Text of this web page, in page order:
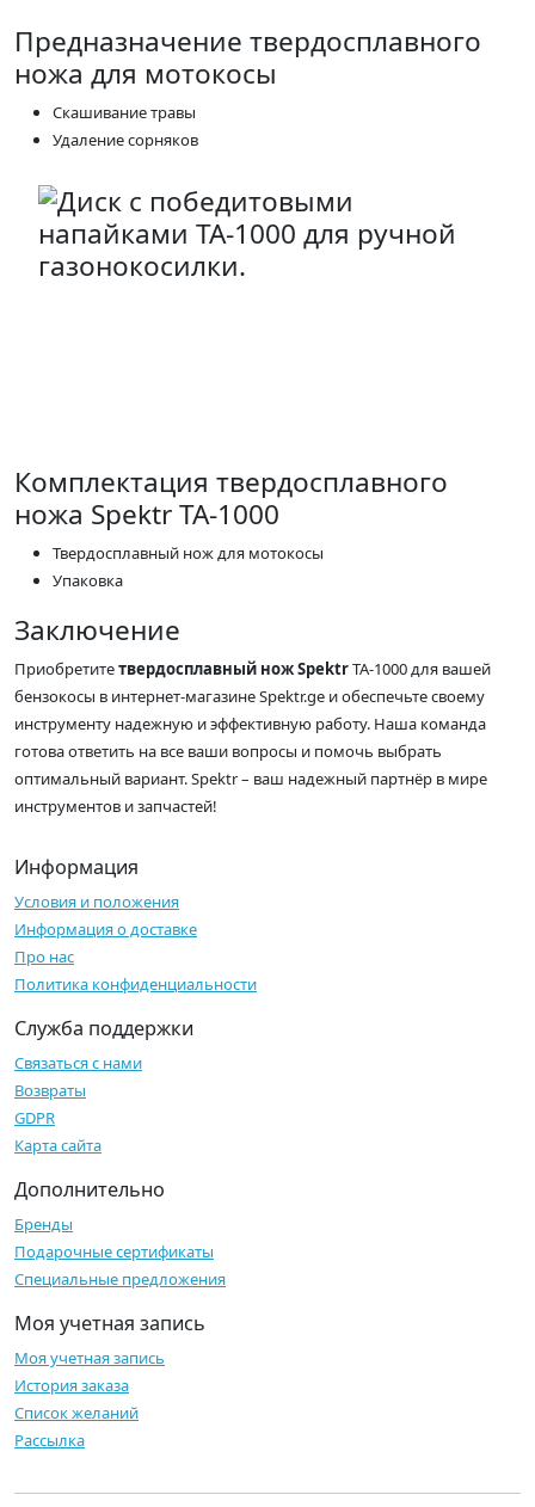
Предназначение твердосплавного
ножа для мотокосы
Скашивание травы
Удаление сорняков
Комплектация твердосплавного
ножа Spektr TA-1000
Твердосплавный нож для мотокосы
Упаковка
Заключение
Приобретитетвердосплавный нож SpektrTA-1000 для вашей
бензокосы в интернет-магазине Spektr.ge и обеспечьте своему
инструменту надежную и эффективную работу. Наша команда
готова ответить на все ваши вопросы и помочь выбрать
оптимальный вариант. Spektr – ваш надежный партнёр в мире
инструментов и запчастей!
Информация
Условия и положения
Информация о доставке
Про нас
Политика конфиденциальности
Служба поддержки
Связаться с нами
Возвраты
GDPR
Карта сайта
Дополнительно
Бренды
Подарочные сертификаты
Специальные предложения
Моя учетная запись
Моя учетная запись
История заказа
Список желаний
Рассылка